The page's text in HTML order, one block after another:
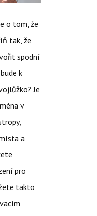
o tom, že
tak, že
spodní
k
Je
v
a
pro
takto